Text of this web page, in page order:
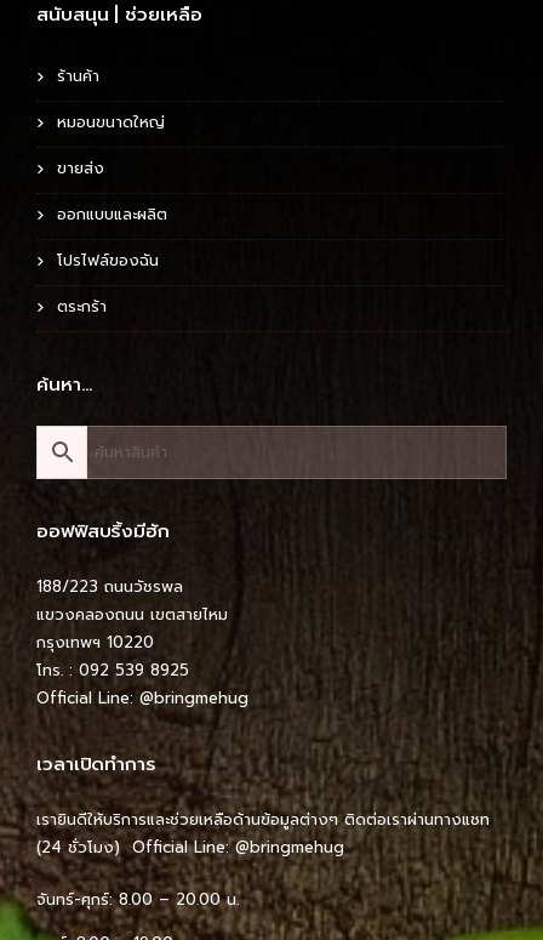
สนับสนุน | ช่วยเหลือ
ร้านค้า
หมอนขนาดใหญ่
ขายส่ง
ออกแบบและผลิต
โปรไฟล์ของฉัน
ตระกร้า
ค้นหา…
ออฟฟิสบริ้งมีฮัก
188/223 ถนนวัชรพล
แขวงคลองถนน เขตสายไหม
กรุงเทพฯ 10220
โทร. : 092 539 8925
Official Line: @bringmehug
เวลาเปิดทำการ
เรายินดีให้บริการและช่วยเหลือด้านข้อมูลต่างๆ ติดต่อเราผ่านทางแชท
(24 ชั่วโมง) Official Line:@bringmehug
จันทร์-ศุกร์: 8.00 – 20.00 น.